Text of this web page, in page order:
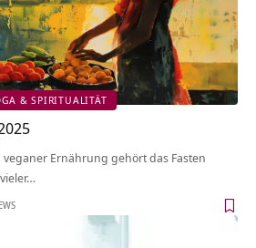
& SPIRITUALITÄT
Ernährung gehört das Fasten